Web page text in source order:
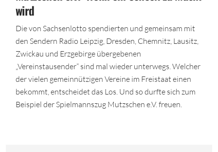
wird
Die von Sachsenlotto spendierten und gemeinsam mit
den Sendern Radio Leipzig, Dresden, Chemnitz, Lausitz,
Zwickau und Erzgebirge übergebenen
„Vereinstausender“ sind mal wieder unterwegs. Welcher
der vielen gemeinnützigen Vereine im Freistaat einen
bekommt, entscheidet das Los. Und so durfte sich zum
Beispiel der Spielmannszug Mutzschen e.V. freuen.